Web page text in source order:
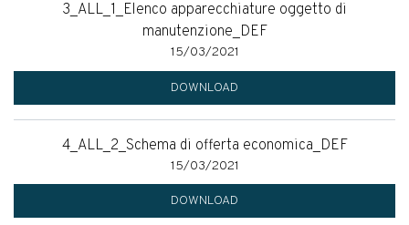
3_ALL_1_Elenco apparecchiature oggetto di
manutenzione_DEF
15/03/2021
DOWNLOAD
4_ALL_2_Schema di offerta economica_DEF
15/03/2021
DOWNLOAD